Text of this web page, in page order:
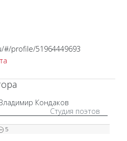
#/profile/51964449693
Кондаков
Студия поэтов
5